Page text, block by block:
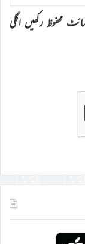
محفوظ رکھیں اگلی